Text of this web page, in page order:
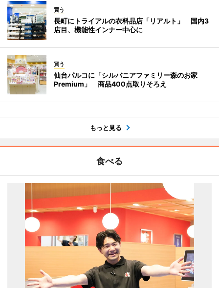
買う
長町にトライアルの衣料品店「リアルト」 国内3
店目、機能性インナー中心に
買う
仙台パルコに「シルバニアファミリー森のお家
Premium」 商品400点取りそろえ
もっと見る
食べる